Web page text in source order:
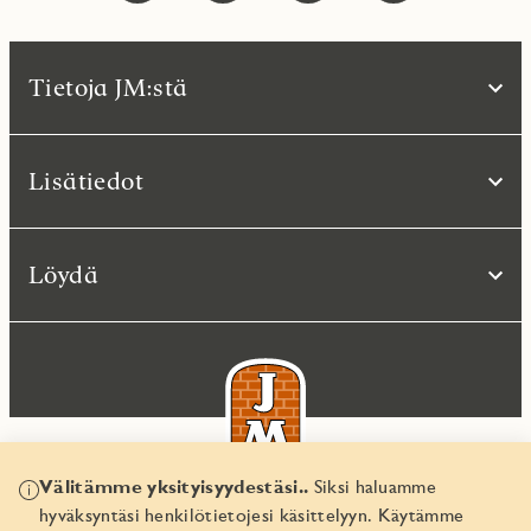
Välitämme yksityisyydestäsi.. Siksi haluamme
hyväksyntäsi henkilötietojesi käsittelyyn. Käytämme
Tietoja JM:stä
Lisätiedot
Löydä
© JM Suomi OY 2026